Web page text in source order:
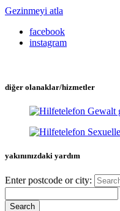
Gezinmeyi atla
facebook
instagram
diğer olanaklar/hizmetler
yakınınızdaki yardım
Enter postcode or city:
Search